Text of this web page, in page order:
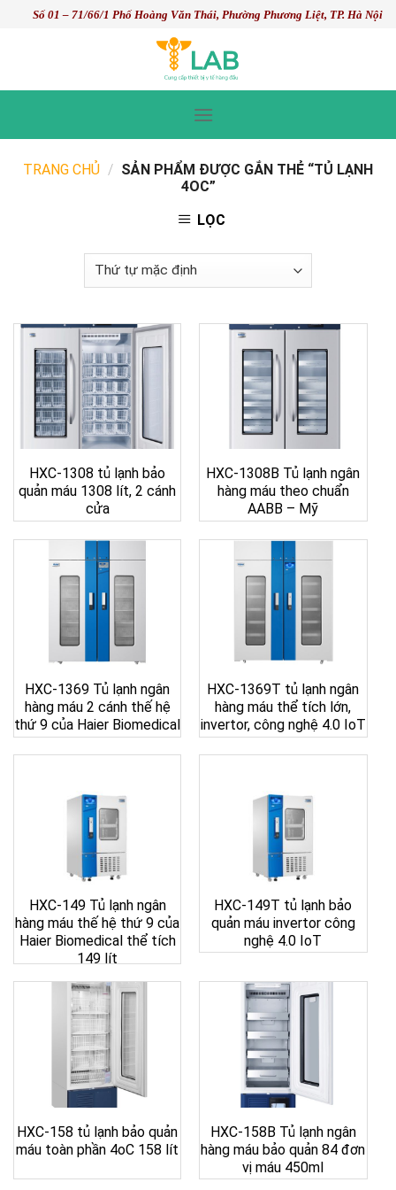
Số 01 – 71/66/1 Phố Hoàng Văn Thái, Phường Phương Liệt, TP. Hà Nội
TRANG CHỦ / SẢN PHẨM ĐƯỢC GẮN THẺ “TỦ LẠNH
4OC”
LỌC
HXC-1308 tủ lạnh bảo
quản máu 1308 lít, 2 cánh
cửa
HXC-1308B Tủ lạnh ngân
hàng máu theo chuẩn
AABB – Mỹ
HXC-1369 Tủ lạnh ngân
hàng máu 2 cánh thế hệ
thứ 9 của Haier Biomedical
HXC-1369T tủ lạnh ngân
hàng máu thể tích lớn,
invertor, công nghệ 4.0 IoT
HXC-149 Tủ lạnh ngân
hàng máu thế hệ thứ 9 của
Haier Biomedical thể tích
149 lít
HXC-149T tủ lạnh bảo
quản máu invertor công
nghệ 4.0 IoT
HXC-158 tủ lạnh bảo quản
máu toàn phần 4oC 158 lít
HXC-158B Tủ lạnh ngân
hàng máu bảo quản 84 đơn
vị máu 450ml